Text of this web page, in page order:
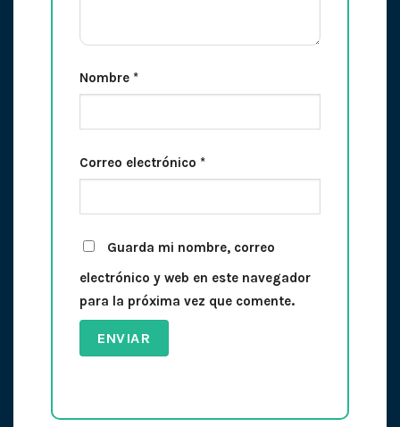
Nombre *
Correo electrónico *
Guarda mi nombre, correo
electrónico y web en este navegador
para la próxima vez que comente.